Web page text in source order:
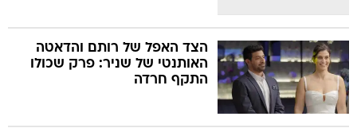
הצד האפל של רותם והדאטה
האותנטי של שניר: פרק שכולו
התקף חרדה